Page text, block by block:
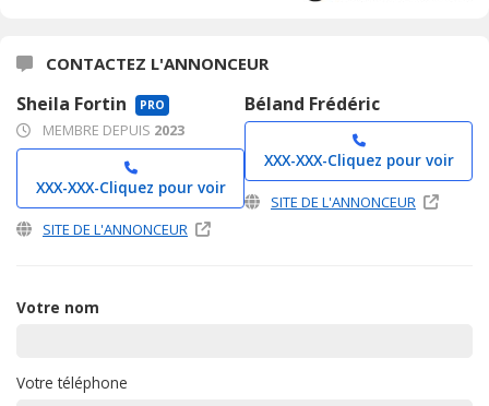
CONTACTEZ L'ANNONCEUR
Sheila Fortin PRO
MEMBRE DEPUIS 2023
XXX-XXX-Cliquez pour voir
SITE DE L'ANNONCEUR
Béland Frédéric
XXX-XXX-Cliquez pour voir
SITE DE L'ANNONCEUR
Votre nom
Votre téléphone